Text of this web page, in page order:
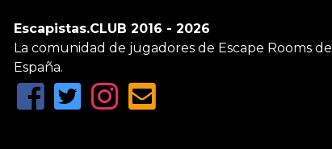
Escapistas.CLUB 2016 - 2026
La comunidad de jugadores de Escape Rooms de
España.